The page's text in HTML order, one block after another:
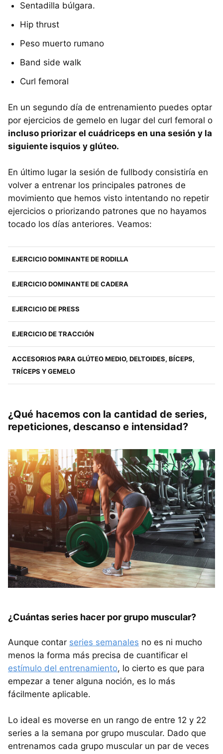
Sentadilla búlgara.
Hip thrust
Peso muerto rumano
Band side walk
Curl femoral
En un segundo día de entrenamiento puedes optar
por ejercicios de gemelo en lugar del curl femoral o
incluso priorizar el cuádriceps en una sesión y la
siguiente isquios y glúteo.
En último lugar la sesión de fullbody consistiría en
volver a entrenar los principales patrones de
movimiento que hemos visto intentando no repetir
ejercicios o priorizando patrones que no hayamos
tocado los días anteriores. Veamos:
EJERCICIO DOMINANTE DE RODILLA
EJERCICIO DOMINANTE DE CADERA
EJERCICIO DE PRESS
EJERCICIO DE TRACCIÓN
ACCESORIOS PARA GLÚTEO MEDIO, DELTOIDES, BÍCEPS,
TRÍCEPS Y GEMELO
¿Qué hacemos con la cantidad de series,
repeticiones, descanso e intensidad?
¿Cuántas series hacer por grupo muscular?
Aunque contar series semanales no es ni mucho
menos la forma más precisa de cuantificar el
estímulo del entrenamiento, lo cierto es que para
empezar a tener alguna noción, es lo más
fácilmente aplicable.
Lo ideal es moverse en un rango de entre 12 y 22
series a la semana por grupo muscular. Dado que
entrenamos cada grupo muscular un par de veces